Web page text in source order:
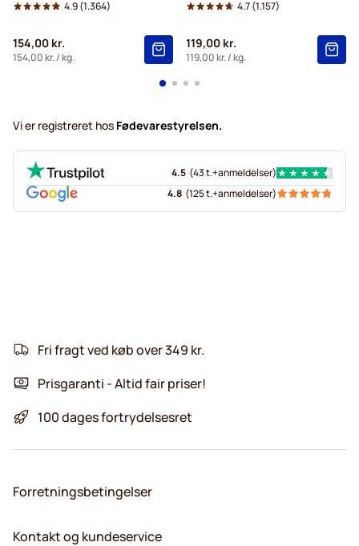
4.9(1.364)
154,00 kr.
154,00 kr./ kg.
4.7(1.157)
119,00 kr.
119,00 kr./ kg.
Vi er registreret hos Fødevarestyrelsen.
4.5 (43 t.+anmeldelser)
4.8 (125 t.+anmeldelser)
Fri fragt ved køb over 349 kr.
Prisgaranti - Altid fair priser!
100 dages fortrydelsesret
Forretningsbetingelser
Kontakt og kundeservice